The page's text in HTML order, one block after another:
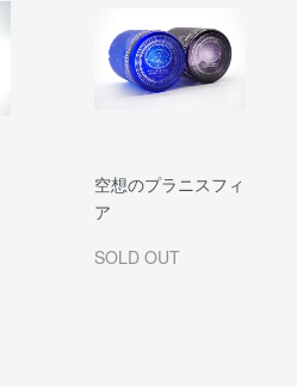
空想のプラニスフィ
ア
SOLD OUT